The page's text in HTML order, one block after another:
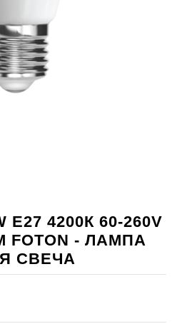
E27 4200К 60-260V
FOTON - ЛАМПА
СВЕЧА